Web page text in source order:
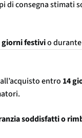
di consegna stimati
giorni festivio
entro 14
soddisfatti o